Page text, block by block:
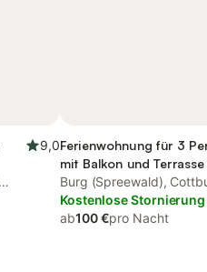
9,0Ferienwohnung für 3
mit Balkon und
Garten
Burg (Spreewald),
Umgebung
Kostenlose Stornierung
ab100 €pro Nacht